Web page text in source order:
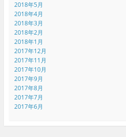
2018年5月
2018年4月
2018年3月
2018年2月
2018年1月
2017年12月
2017年11月
2017年10月
2017年9月
2017年8月
2017年7月
2017年6月